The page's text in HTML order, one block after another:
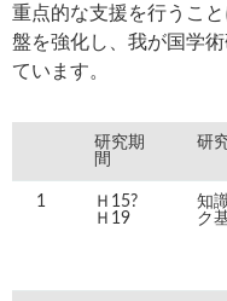
重点的な支援を行うこ
盤を強化し、我が国学
ています。
研究期
間
研
1
Ｈ15?
Ｈ19
知
ク